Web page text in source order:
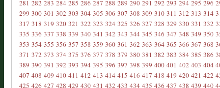
281 282 283 284 285 286 287 288 289 290 291 292 293 294 295 296
299 300 301 302 303 304 305 306 307 308 309 310 311 312 313 314
317 318 319 320 321 322 323 324 325 326 327 328 329 330 331 332
335 336 337 338 339 340 341 342 343 344 345 346 347 348 349 350
353 354 355 356 357 358 359 360 361 362 363 364 365 366 367 368
371 372 373 374 375 376 377 378 379 380 381 382 383 384 385 386
389 390 391 392 393 394 395 396 397 398 399 400 401 402 403 404
407 408 409 410 411 412 413 414 415 416 417 418 419 420 421 422
425 426 427 428 429 430 431 432 433 434 435 436 437 438 439 440